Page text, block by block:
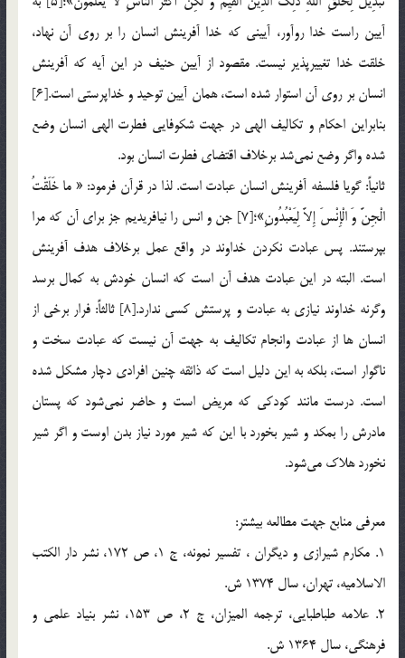
آيين راست خدا روآور، آييني كه خدا آفرينش انسان را بر روي آن نهاد،
خلقت خدا تغييرپذير نيست. مقصود از آيين حنيف در اين آيه كه آفرينش
انسان بر روي آن استوار شده است، همان آيين توحيد و خداپرستي است.[6]
بنابراين احكام و تكاليف الهي در جهت شكوفايي فطرت الهي انسان وضع
شده واگر وضع نمي‌شد برخلاف اقتضاي فطرت انسان بود.
ثانياً: گويا فلسفه آفرينش انسان عبادت است. لذا در قرآن فرمود: « ما خَلَقْتُ
الْجِنَّ وَ الْإِنْسَ إِلاَّ لِيَعْبُدُونِ»؛[7] جن و انس را نيافريديم جز براي آن که مرا
بپرستند. پس عبادت نكردن خداوند در واقع عمل برخلاف هدف آفرينش
است. البته در اين عبادت هدف آن است كه انسان خودش به كمال برسد
وگرنه خداوند نيازي به عبادت و پرستش كسي ندارد.[8] ثالثاً: فرار برخي از
انسان ها از عبادت وانجام تكاليف به جهت آن نيست كه عبادت سخت و
ناگوار است، بلكه به اين دليل است كه ذائقه چنين افرادي دچار مشكل شده
است. درست مانند كودكي كه مريض است و حاضر نمي‌شود كه پستان
مادرش را بمکد و شير بخورد با اين كه شير مورد نياز بدن اوست و اگر شير
نخورد هلاك مي‌شود.
معرفي منابع جهت مطالعه بيشتر:
1. مکارم شیرازی و دیگران ، تفسير نمونه، ج 1، ص 172، نشر دار الكتب
الاسلاميه، تهران، سال 1374 ش.
2. علامه طباطبايي، ترجمه الميزان، ج 2، ص 153، نشر بنياد علمي و
فرهنگي، سال 1364 ش.